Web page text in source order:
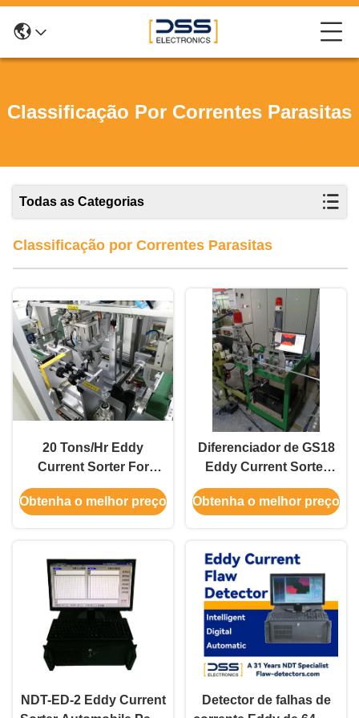
Classificação Por Correntes Parasitas
Todas as Categorias
Classificação por Correntes Parasitas
20 Tons/Hr Eddy
Current Sorter For
Material que classifica
com Mínimo Sorting
Obtenha o melhor preço
Diferenciador de GS18
Eddy Current Sorter
200mm Max Part Size
Eddy Current 0.2m Min
Obtenha o melhor preço
NDT-ED-2 Eddy Current
Detector de falhas de